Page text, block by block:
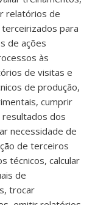
relatórios de
para
de ações
às
de visitas e
de produção,
cumprir
dos
necessidade de
de terceiros
técnicos, calcular
de
trocar